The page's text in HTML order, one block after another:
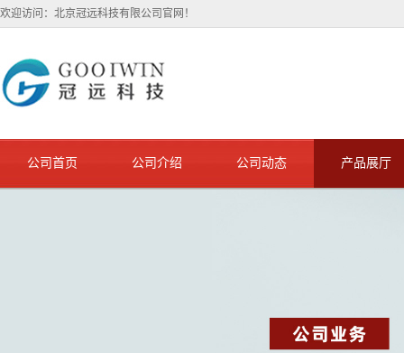
欢迎访问：北京冠远科技有限公司官网！
公司首页 公司介绍 公司动态 产品展厅